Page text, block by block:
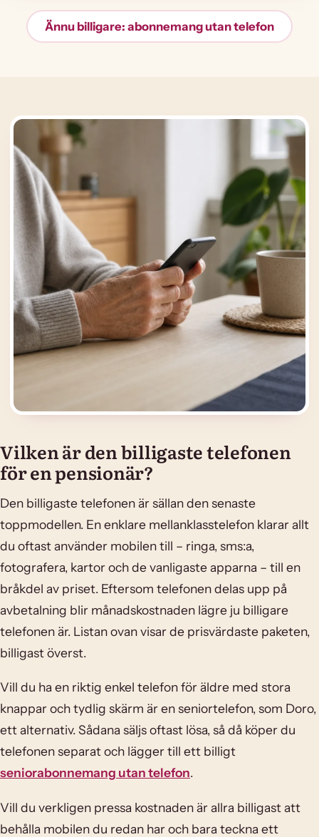
Ännu billigare: abonnemang utan telefon
Vilken är den billigaste telefonen
för en pensionär?
Den billigaste telefonen är sällan den senaste
toppmodellen. En enklare mellanklasstelefon klarar allt
du oftast använder mobilen till – ringa, sms:a,
fotografera, kartor och de vanligaste apparna – till en
bråkdel av priset. Eftersom telefonen delas upp på
avbetalning blir månadskostnaden lägre ju billigare
telefonen är. Listan ovan visar de prisvärdaste paketen,
billigast överst.
Vill du ha en riktig enkel telefon för äldre med stora
knappar och tydlig skärm är en seniortelefon, som Doro,
ett alternativ. Sådana säljs oftast lösa, så då köper du
telefonen separat och lägger till ett billigt
seniorabonnemang utan telefon.
Vill du verkligen pressa kostnaden är allra billigast att
behålla mobilen du redan har och bara teckna ett